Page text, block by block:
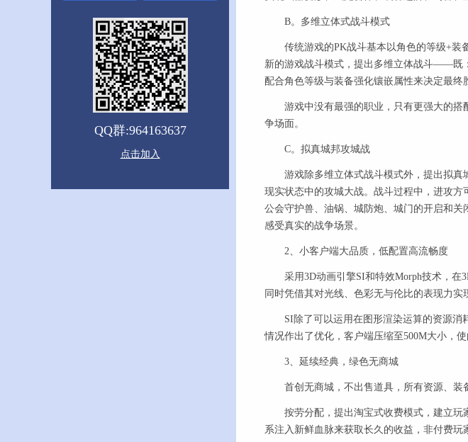
QQ群:964163637
点击加入
B。多维立体式战斗模式
传统游戏的PK战斗基本以角色的等级+装
新的游戏战斗模式，提出多维立体战斗——既
配合角色等级与装备强化镶嵌属性来决定最
游戏中没有最强的职业，只有更强大的搭
争场面。
C。拟真城邦攻城战
游戏除多维立体式战斗模式外，提出拟真
现实状态中的攻城大战。战斗过程中，进攻
公会守护兽、油锅、城防炮、城门的开启和
感受真实的战争场景。
2、小客户端大品质，低配置高流畅度
采用3D动画引擎SI和特效Morph技术，在
同时凭借其对光线、色彩无与伦比的表现力
SI除了可以运用在图形渲染运算的资源消
情况作出了优化，客户端压缩至500M大小，
3、延续经典，绿色无商城
首创无商城，不出售道具，所有资源、装
按劳分配，提出淘宝式收费模式，建立玩
系注入新鲜血脉来获取长久的收益，非付费玩